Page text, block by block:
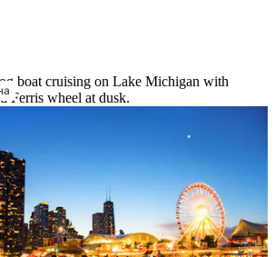
boat cruising on Lake Michigan with
Ferris wheel at dusk.